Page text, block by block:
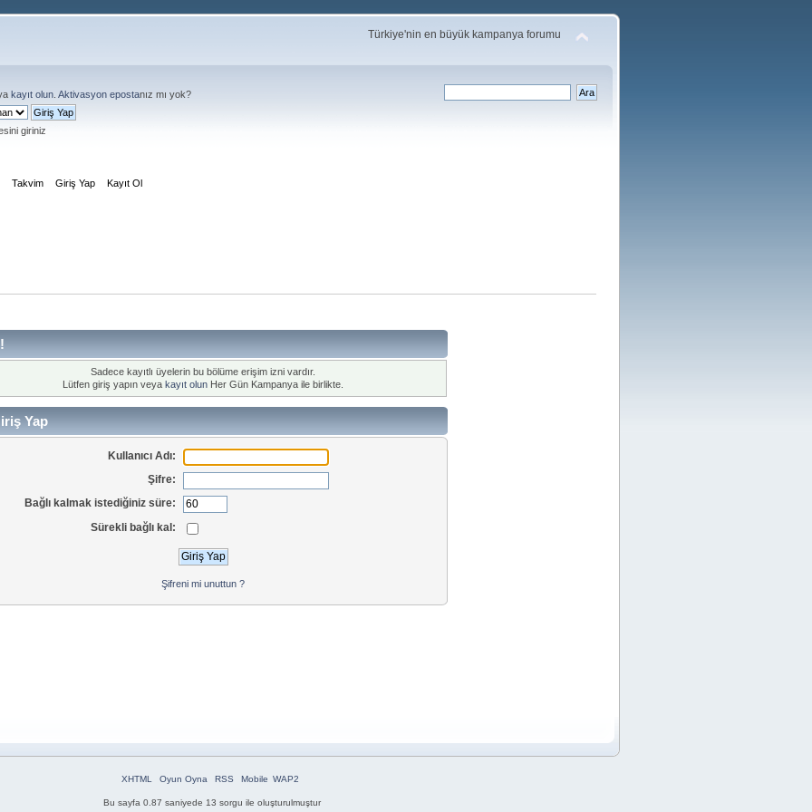
Türkiye'nin en büyük kampanya forumu
kayıt olun Aktivasyon epostanız mı yok?
giriniz
Takvim Giriş Yap Kayıt Ol
Sadece kayıtlı üyelerin bu bölüme erişim izni vardır.
Lütfen giriş yapın veya kayıt olun Her Gün Kampanya ile birlikte.
Yap
Kullanıcı Adı:
Şifre:
Bağlı kalmak istediğiniz süre:
Sürekli bağlı kal:
Şifreni mi unuttun ?
XHTML Oyun Oyna RSS Mobile WAP2
Bu sayfa 0.87 saniyede 13 sorgu ile oluşturulmuştur